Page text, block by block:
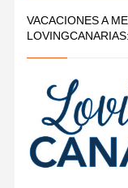
VACACIONES A